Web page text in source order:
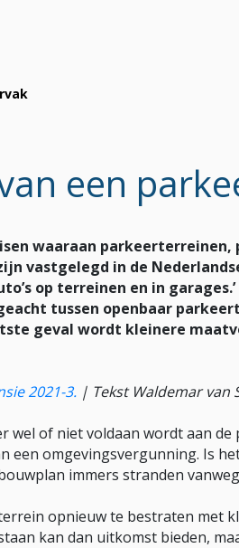
een
waaraan parkeerterreinen,
vastgelegd in de
op terreinen en in
tussen openbaar
geval wordt kleinere
2021-3. | Tekst Waldemar van
wel of niet voldaan wordt aan de
een omgevingsvergunning. Is
immers stranden
opnieuw te bestraten met
kan dan uitkomst bieden,